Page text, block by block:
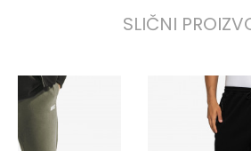
SLIČNI